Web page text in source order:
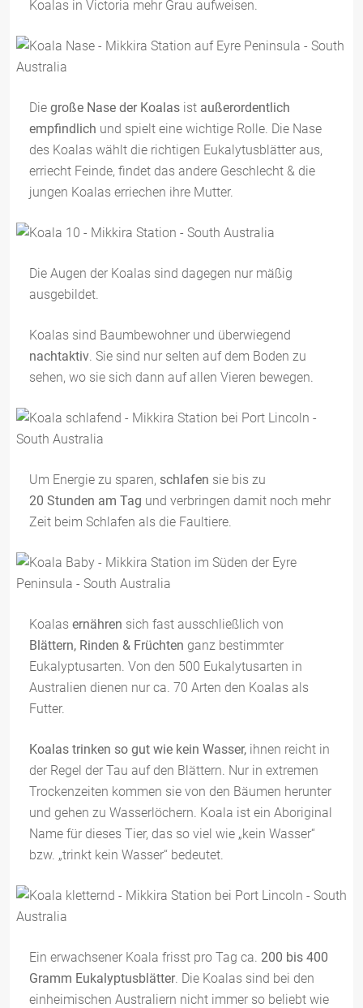
Koalas in Victoria mehr Grau aufweisen.
Die große Nase der Koalas ist außerordentlich
empfindlich und spielt eine wichtige Rolle. Die Nase
des Koalas wählt die richtigen Eukalytusblätter aus,
erriecht Feinde, findet das andere Geschlecht & die
jungen Koalas erriechen ihre Mutter.
Die Augen der Koalas sind dagegen nur mäßig
ausgebildet.
Koalas sind Baumbewohner und überwiegend
nachtaktiv . Sie sind nur selten auf dem Boden zu
sehen, wo sie sich dann auf allen Vieren bewegen.
Um Energie zu sparen, schlafen sie bis zu
20 Stunden am Tag und verbringen damit noch mehr
Zeit beim Schlafen als die Faultiere.
Koalas ernähren sich fast ausschließlich von
Blättern, Rinden & Früchten ganz bestimmter
Eukalyptusarten. Von den 500 Eukalytusarten in
Australien dienen nur ca. 70 Arten den Koalas als
Futter.
Koalas trinken so gut wie kein Wasser, ihnen reicht in
der Regel der Tau auf den Blättern. Nur in extremen
Trockenzeiten kommen sie von den Bäumen herunter
und gehen zu Wasserlöchern. Koala ist ein Aboriginal
Name für dieses Tier, das so viel wie „kein Wasser“
bzw. „trinkt kein Wasser“ bedeutet.
Ein erwachsener Koala frisst pro Tag ca. 200 bis 400
Gramm Eukalyptusblätter. Die Koalas sind bei den
einheimischen Australiern nicht immer so beliebt wie